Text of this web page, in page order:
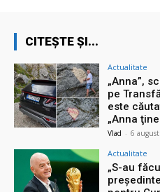
CITEȘTE ȘI...
Actualitate
„Anna”,
pe
este
„Anna
Vlad - 6
Actualitate
„S-au